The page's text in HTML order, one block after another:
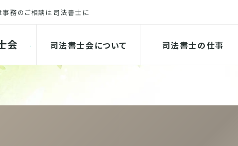
熊本県司法書士会
司法書士会について 司法書士の仕事